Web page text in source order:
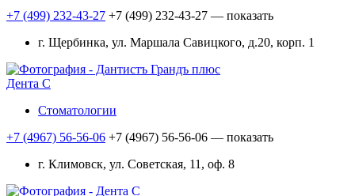
+7 (499) 232-43-27 +7 (499) 232-43-27 — показать
г. Щербинка, ул. Маршала Савицкого, д.20, корп. 1
Дента С
Стоматологии
+7 (4967) 56-56-06 +7 (4967) 56-56-06 — показать
г. Климовск, ул. Советская, 11, оф. 8